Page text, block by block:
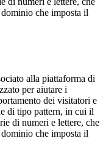
che imposta il
alla piattaforma di
per aiutare i
dei visitatori e
di tipo pattern, in cui il
di numeri e lettere, che
che imposta il